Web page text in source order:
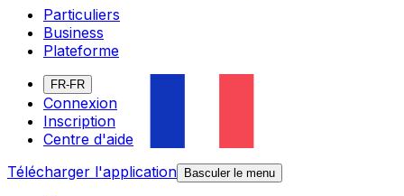
Particuliers
Business
Plateforme
FR-FR
Connexion
Inscription
Centre d'aide
Télécharger l'application
Basculer le menu